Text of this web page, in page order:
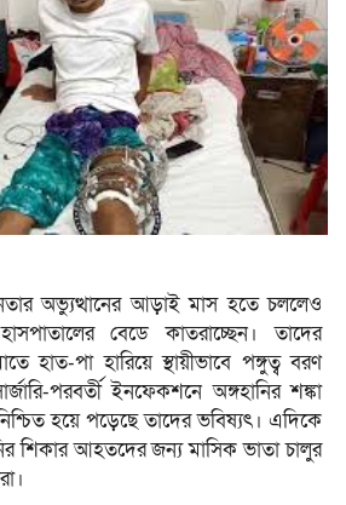
অভ্যুত্থানের আড়াই মাস হতে চললেও
বেডে কাতরাচ্ছেন। তাদের
হাত-পা হারিয়ে স্থায়ীভাবে পঙ্গুত্ব বরণ
পরবর্তী ইনফেকশনে অঙ্গহানির শঙ্কা
হয়ে পড়েছে তাদের ভবিষ্যৎ। এদিকে
শিকার আহতদের জন্য মাসিক ভাতা চালুর